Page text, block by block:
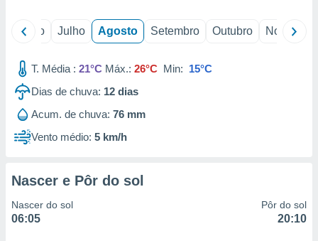
Junho Julho Agosto Setembro Outubro Novembro
T. Média : 21°C Máx.: 26°C Min: 15°C
Dias de chuva: 12 dias
Acum. de chuva: 76 mm
Vento médio: 5 km/h
Nascer e Pôr do sol
Nascer do sol
06:05
Pôr do sol
20:10